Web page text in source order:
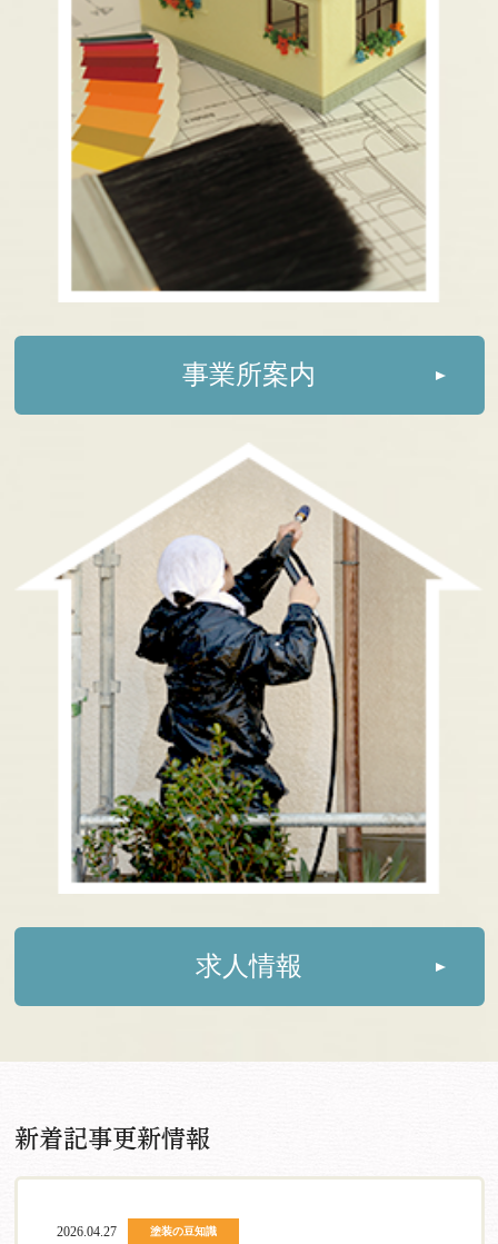
事業所案内
求人情報
新着記事更新情報
2026.04.27 塗装の豆知識